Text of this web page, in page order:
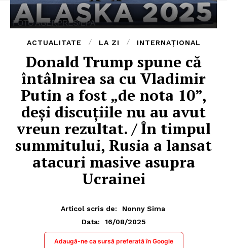
ACTUALITATE LA ZI INTERNAȚIONAL
Donald Trump spune că
întâlnirea sa cu Vladimir
Putin a fost „de nota 10”,
deși discuțiile nu au avut
vreun rezultat. / În timpul
summitului, Rusia a lansat
atacuri masive asupra
Ucrainei
Articol scris de:
Nonny Sima
Data:
16/08/2025
Adaugă-ne ca sursă preferată în Google